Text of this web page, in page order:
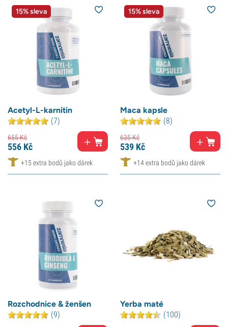
15% sleva
Acetyl-L-karnitin
(7)
655Kč
556 Kč
+15 extra bodů jako dárek
15% sleva
Maca kapsle
(8)
635Kč
539 Kč
+14 extra bodů jako dárek
Rozchodnice & ženšen
(9)
Yerba maté
(100)